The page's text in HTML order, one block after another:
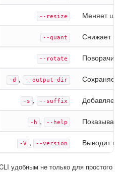
--resize Меняет
--quant Снижает
--rotate
-d , --output-dir Сохраняет
-s , --suffix Добавляет
-h , --help
-V , --version Выводит
удобным не только для простого